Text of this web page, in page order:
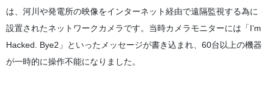
は、河川や発電所の映像をインターネット経由で遠隔監視する為に
設置されたネットワークカメラです。当時カメラモニターには「I’m
Hacked. Bye2」といったメッセージが書き込まれ、60台以上の機器
が一時的に操作不能になりました。